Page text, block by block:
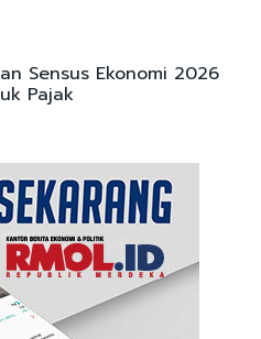
Sensus Ekonomi 2026
Pajak